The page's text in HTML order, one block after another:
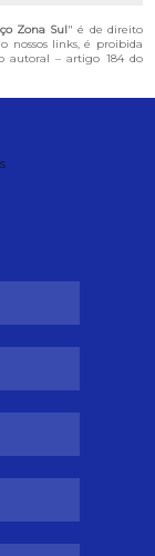
Zona Sul" é de direito
nossos links, é proibida
autoral – artigo 184 do